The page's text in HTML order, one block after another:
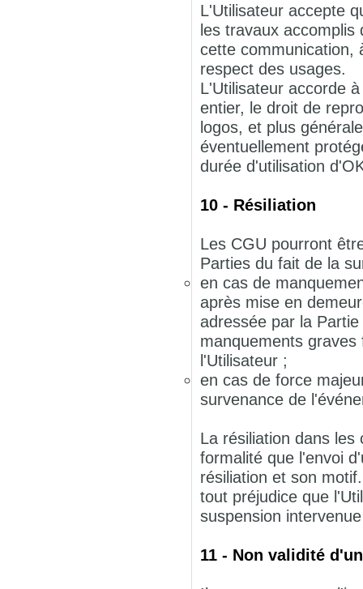
L'Utilisateur accepte
les travaux accomplis
cette communication,
respect des usages.
L'Utilisateur accorde
entier, le droit de
logos, et plus
éventuellement
durée d'utilisation
10 - Résiliation
Les CGU pourront
Parties du fait de la
en cas de
après mise en
adressée par la
manquements
l'Utilisateur ;
en cas de force
survenance de
La résiliation dans
formalité que l'envoi
résiliation et son
tout préjudice que
suspension
11 - Non validité